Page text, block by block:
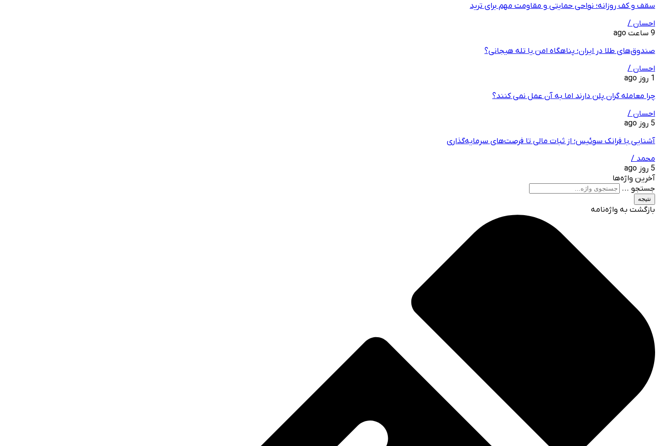
سقف و کف روزانه؛ نواحی حمایتی و مقاومت مهم برای ترید
احسان /
9 ساعت ago
صندوق‌های طلا در ایران؛ پناهگاه امن یا تله هیجانی؟
احسان /
1 روز ago
چرا معامله ‌گران پلن دارند اما به آن عمل نمی ‌کنند؟
احسان /
5 روز ago
آشنایی با فرانک سوئیس؛ از ثبات مالی تا فرصت‌های سرمایه‌گذاری
محمد /
5 روز ago
آخرین واژه‌ها
جستجو ...
نتیجه
بازگشت به واژه‌نامه